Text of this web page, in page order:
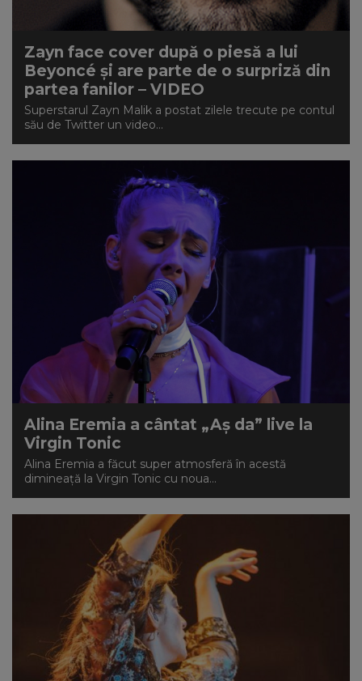
Zayn face cover după o piesă a lui
Beyoncé și are parte de o surpriză din
partea fanilor – VIDEO
Superstarul Zayn Malik a postat zilele trecute pe contul
său de Twitter un video...
Alina Eremia a cântat „Aș da” live la
Virgin Tonic
Alina Eremia a făcut super atmosferă în acestă
dimineață la Virgin Tonic cu noua...